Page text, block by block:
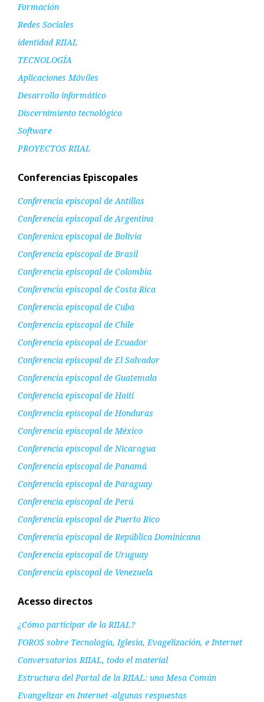
Formación
Redes Sociales
identidad RIIAL
TECNOLOGÍA
Aplicaciones Móviles
Desarrollo informático
Discernimiento tecnológico
Software
PROYECTOS RIIAL
Conferencias Episcopales
Conferencia episcopal de Antillas
Conferencia episcopal de Argentina
Conferenica episcopal de Bolivia
Conferencia episcopal de Brasil
Conferencia episcopal de Colombia
Conferencia episcopal de Costa Rica
Conferencia episcopal de Cuba
Conferencia episcopal de Chile
Conferencia episcopal de Ecuador
Conferencia episcopal de El Salvador
Conferencia episcopal de Guatemala
Conferencia episcopal de Haití
Conferencia episcopal de Honduras
Conferencia episcopal de México
Conferencia episcopal de Nicaragua
Conferencia episcopal de Panamá
Conferencia episcopal de Paraguay
Conferencia episcopal de Perú
Conferencia episcopal de Puerto Rico
Conferencia episcopal de República Dominicana
Conferencia episcopal de Uruguay
Conferencia episcopal de Venezuela
Acesso directos
¿Cómo participar de la RIIAL?
FOROS sobre Tecnología, Iglesia, Evagelización, e Internet
Conversatorios RIIAL, todo el material
Estructura del Portal de la RIIAL: una Mesa Común
Evangelizar en Internet -algunas respuestas